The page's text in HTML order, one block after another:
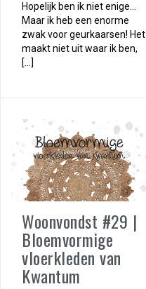
Hopelijk ben ik niet enige…
Maar ik heb een enorme
zwak voor geurkaarsen! Het
maakt niet uit waar ik ben,
[…]
Woonvondst #29 |
Bloemvormige
vloerkleden van
Kwantum